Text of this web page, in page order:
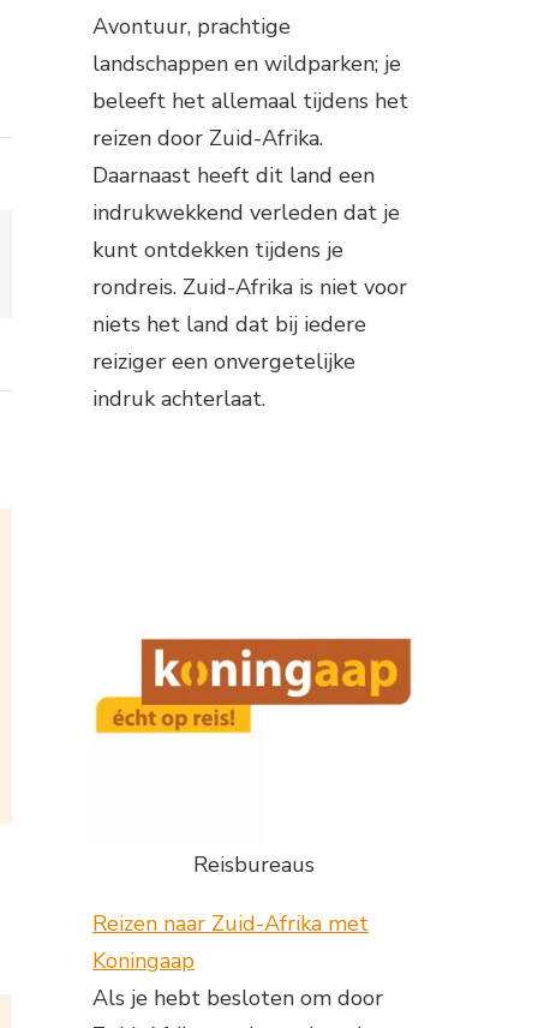
Avontuur, prachtige
landschappen en wildparken; je
beleeft het allemaal tijdens het
reizen door Zuid-Afrika.
Daarnaast heeft dit land een
indrukwekkend verleden dat je
kunt ontdekken tijdens je
rondreis. Zuid-Afrika is niet voor
niets het land dat bij iedere
reiziger een onvergetelijke
indruk achterlaat.
Reisbureaus
Reizen naar Zuid-Afrika met
Koningaap
Als je hebt besloten om door